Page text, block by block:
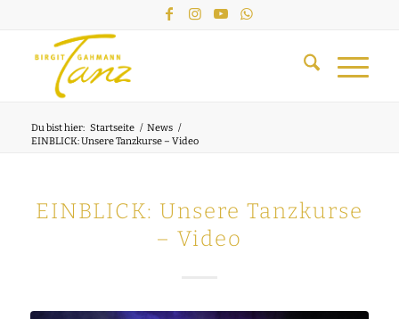
Du bist hier: Startseite / News /
EINBLICK: Unsere Tanzkurse – Video
EINBLICK: Unsere Tanzkurse
– Video